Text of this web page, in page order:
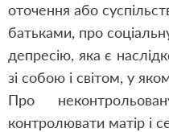
оточення або
батьками, про
депресію, яка є
зі собою і світом, у
Про
контролювати матір і